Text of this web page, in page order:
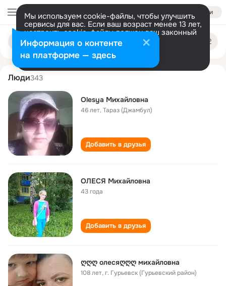
Войти
Мы используем cookie-файлы, чтобы улучшить
сервисы для вас. Если ваш возраст менее 13 лет,
настроить cookie-файлы должен ваш законный
представитель. Больше информации
Разрешить все Настроить
Поиск
людям
olesya mikhaylovna
Люди343
Olesya Михайловна
46 лет,Тараз (Джамбул)
Добавить в друзья
ОЛЕСЯ Михайловна
43 года
Добавить в друзья
ღღღ олесяღღღ михайловна
108 лет,г. Гурьевск (Гурьевский район)
Информация о контенте
на платформе — здесь